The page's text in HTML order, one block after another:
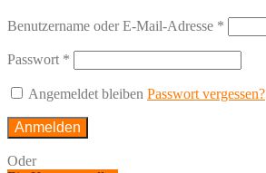
Benutzername oder E-Mail-Adresse *
Passwort *
Angemeldet bleiben Passwort vergessen?
Anmelden
Oder